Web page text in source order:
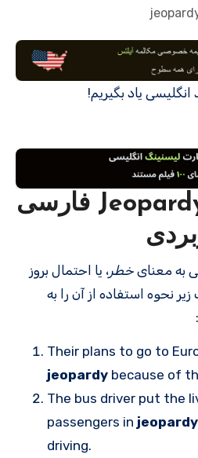
انگلیسی یاد بگیریم!
ترجمه کلمه Jeopardy فارسی
خطر، یا احتمال بروز
نحوه استفاده از آن را به
Their plans to go to
jeopardy because of
The bus driver put the
passengers in jeopardy
driving.